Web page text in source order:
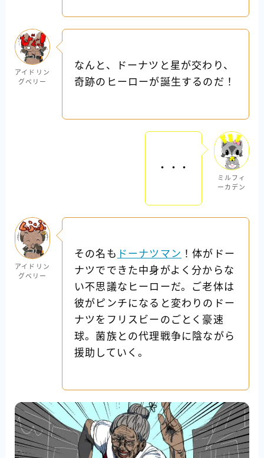
アイドリン
グベリー
なんと、ドーナツと星が交わり、
奇跡のヒーローが誕生するのだ！
・・・
ミルフィ
ーカデン
アイドリン
グベリー
その名も ドーナツマン ！体がドー
ナツでできた中身がよく分からな
い不思議なヒーローだ。ご老体は
彼がピンチになると変わりのドー
ナツをフリスビーのごとく豪速
球。菌族との代理戦争に陰ながら
援助していく。